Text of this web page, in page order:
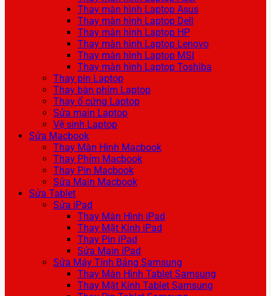
Thay màn hình Laptop Asus
Thay màn hình Laptop Dell
Thay màn hình Laptop HP
Thay màn hình Laptop Lenovo
Thay màn hình Laptop MSI
Thay màn hình Laptop Toshiba
Thay pin Laptop
Thay bàn phím Laptop
Thay ổ cứng Laptop
Sửa main Laptop
Vệ sinh Laptop
Sửa Macbook
Thay Màn Hình Macbook
Thay Phím Macbook
Thay Pin Macbook
Sửa Main Macbook
Sửa Tablet
Sửa iPad
Thay Màn Hình iPad
Thay Mặt Kính iPad
Thay Pin iPad
Sửa Main iPad
Sửa Máy Tính Bảng Samsung
Thay Màn Hình Tablet Samsung
Thay Mặt Kính Tablet Samsung